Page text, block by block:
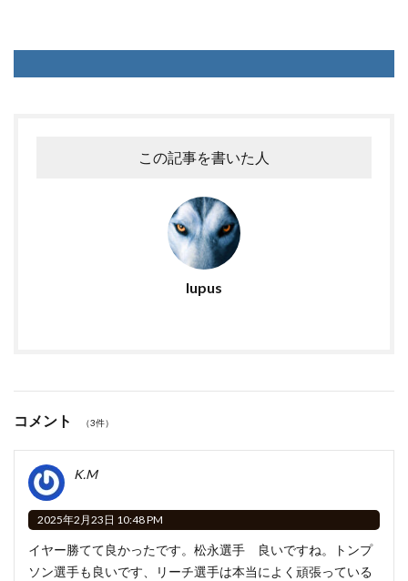
b d l
この記事を書いた人
lupus
コメント （3件）
K.M
2025年2月23日 10:48 PM
イヤー勝てて良かったです。松永選手 良いですね。トンプ
ソン選手も良いです、リーチ選手は本当によく頑張っている